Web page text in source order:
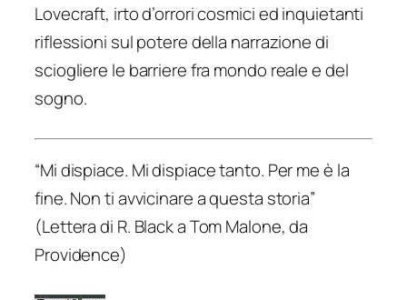
Lovecraft, irto d’orrori cosmici ed inquietanti
riflessioni sul potere della narrazione di
sciogliere le barriere fra mondo reale e del
sogno.
“Mi dispiace. Mi dispiace tanto. Per me è la
fine. Non ti avvicinare a questa storia”
(Lettera di R. Black a Tom Malone, da
Providence)